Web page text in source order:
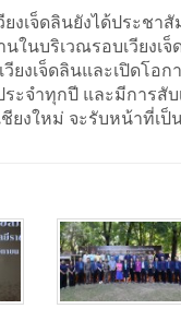
เจ็ดลินยังได้ประชา
ในบริเวณรอบเวียง
งเจ็ดลินและเปิดโอ
จำทุกปี และมีการสั
ยงใหม่ จะรับหน้าที่เป็